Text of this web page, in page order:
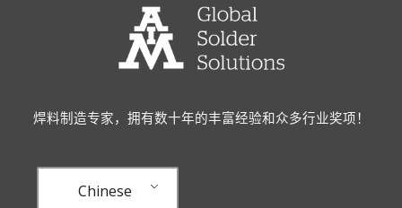
焊料制造专家，拥有数十年的丰富经验和众多行业奖项！
Chinese